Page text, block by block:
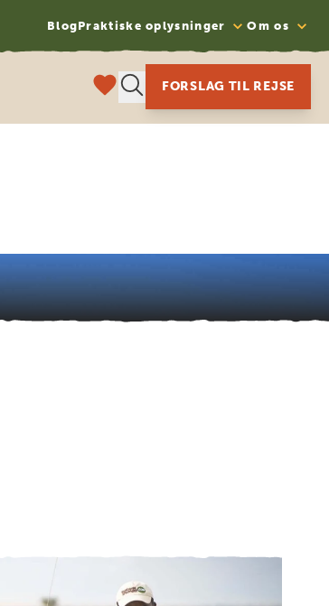
BlogPraktiske oplysninger Om os
FORSLAG TIL REJSE